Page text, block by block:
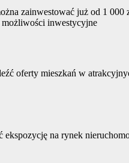
zainwestować już od 1 000
możliwości inwestycyjne
oferty mieszkań w
na rynek